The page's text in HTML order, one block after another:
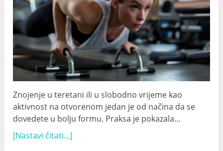
Znojenje u teretani ili u slobodno vrijeme kao
aktivnost na otvorenom jedan je od načina da se
dovedete u bolju formu. Praksa je pokazala…
[Nastavi čitati...]